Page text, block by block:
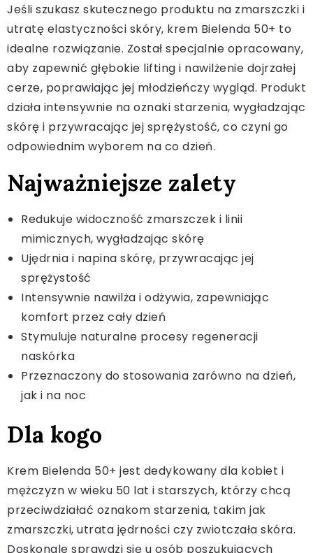
Jeśli szukasz skutecznego produktu na zmarszczki i
utratę elastyczności skóry, krem Bielenda 50+ to
idealne rozwiązanie. Został specjalnie opracowany,
aby zapewnić głębokie lifting i nawilżenie dojrzałej
cerze, poprawiając jej młodzieńczy wygląd. Produkt
działa intensywnie na oznaki starzenia, wygładzając
skórę i przywracając jej sprężystość, co czyni go
odpowiednim wyborem na co dzień.
Najważniejsze zalety
Redukuje widoczność zmarszczek i linii
mimicznych, wygładzając skórę
Ujędrnia i napina skórę, przywracając jej
sprężystość
Intensywnie nawilża i odżywia, zapewniając
komfort przez cały dzień
Stymuluje naturalne procesy regeneracji
naskórka
Przeznaczony do stosowania zarówno na dzień,
jak i na noc
Dla kogo
Krem Bielenda 50+ jest dedykowany dla kobiet i
mężczyzn w wieku 50 lat i starszych, którzy chcą
przeciwdziałać oznakom starzenia, takim jak
zmarszczki, utrata jędrności czy zwiotczała skóra.
Doskonale sprawdzi się u osób poszukujących